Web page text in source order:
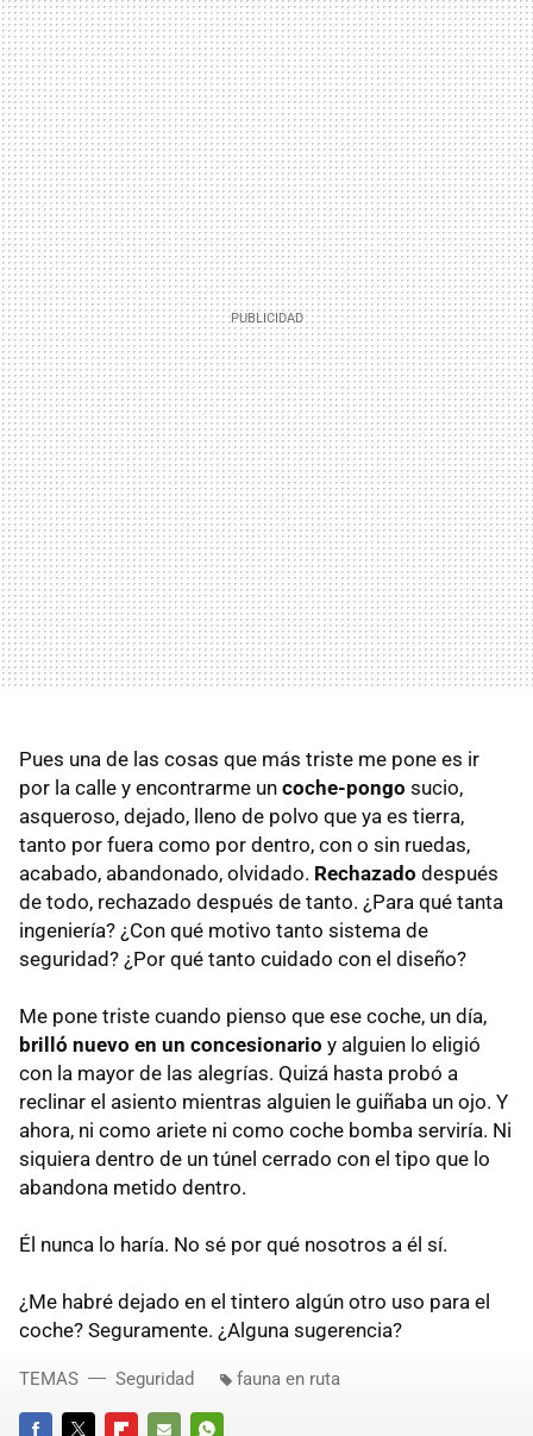
Pues una de las cosas que más triste me pone es ir
por la calle y encontrarme un coche-pongo sucio,
asqueroso, dejado, lleno de polvo que ya es tierra,
tanto por fuera como por dentro, con o sin ruedas,
acabado, abandonado, olvidado. Rechazado después
de todo, rechazado después de tanto. ¿Para qué tanta
ingeniería? ¿Con qué motivo tanto sistema de
seguridad? ¿Por qué tanto cuidado con el diseño?
Me pone triste cuando pienso que ese coche, un día,
brilló nuevo en un concesionario y alguien lo eligió
con la mayor de las alegrías. Quizá hasta probó a
reclinar el asiento mientras alguien le guiñaba un ojo. Y
ahora, ni como ariete ni como coche bomba serviría. Ni
siquiera dentro de un túnel cerrado con el tipo que lo
abandona metido dentro.
Él nunca lo haría. No sé por qué nosotros a él sí.
¿Me habré dejado en el tintero algún otro uso para el
coche? Seguramente. ¿Alguna sugerencia?
TEMAS Seguridad fauna en ruta